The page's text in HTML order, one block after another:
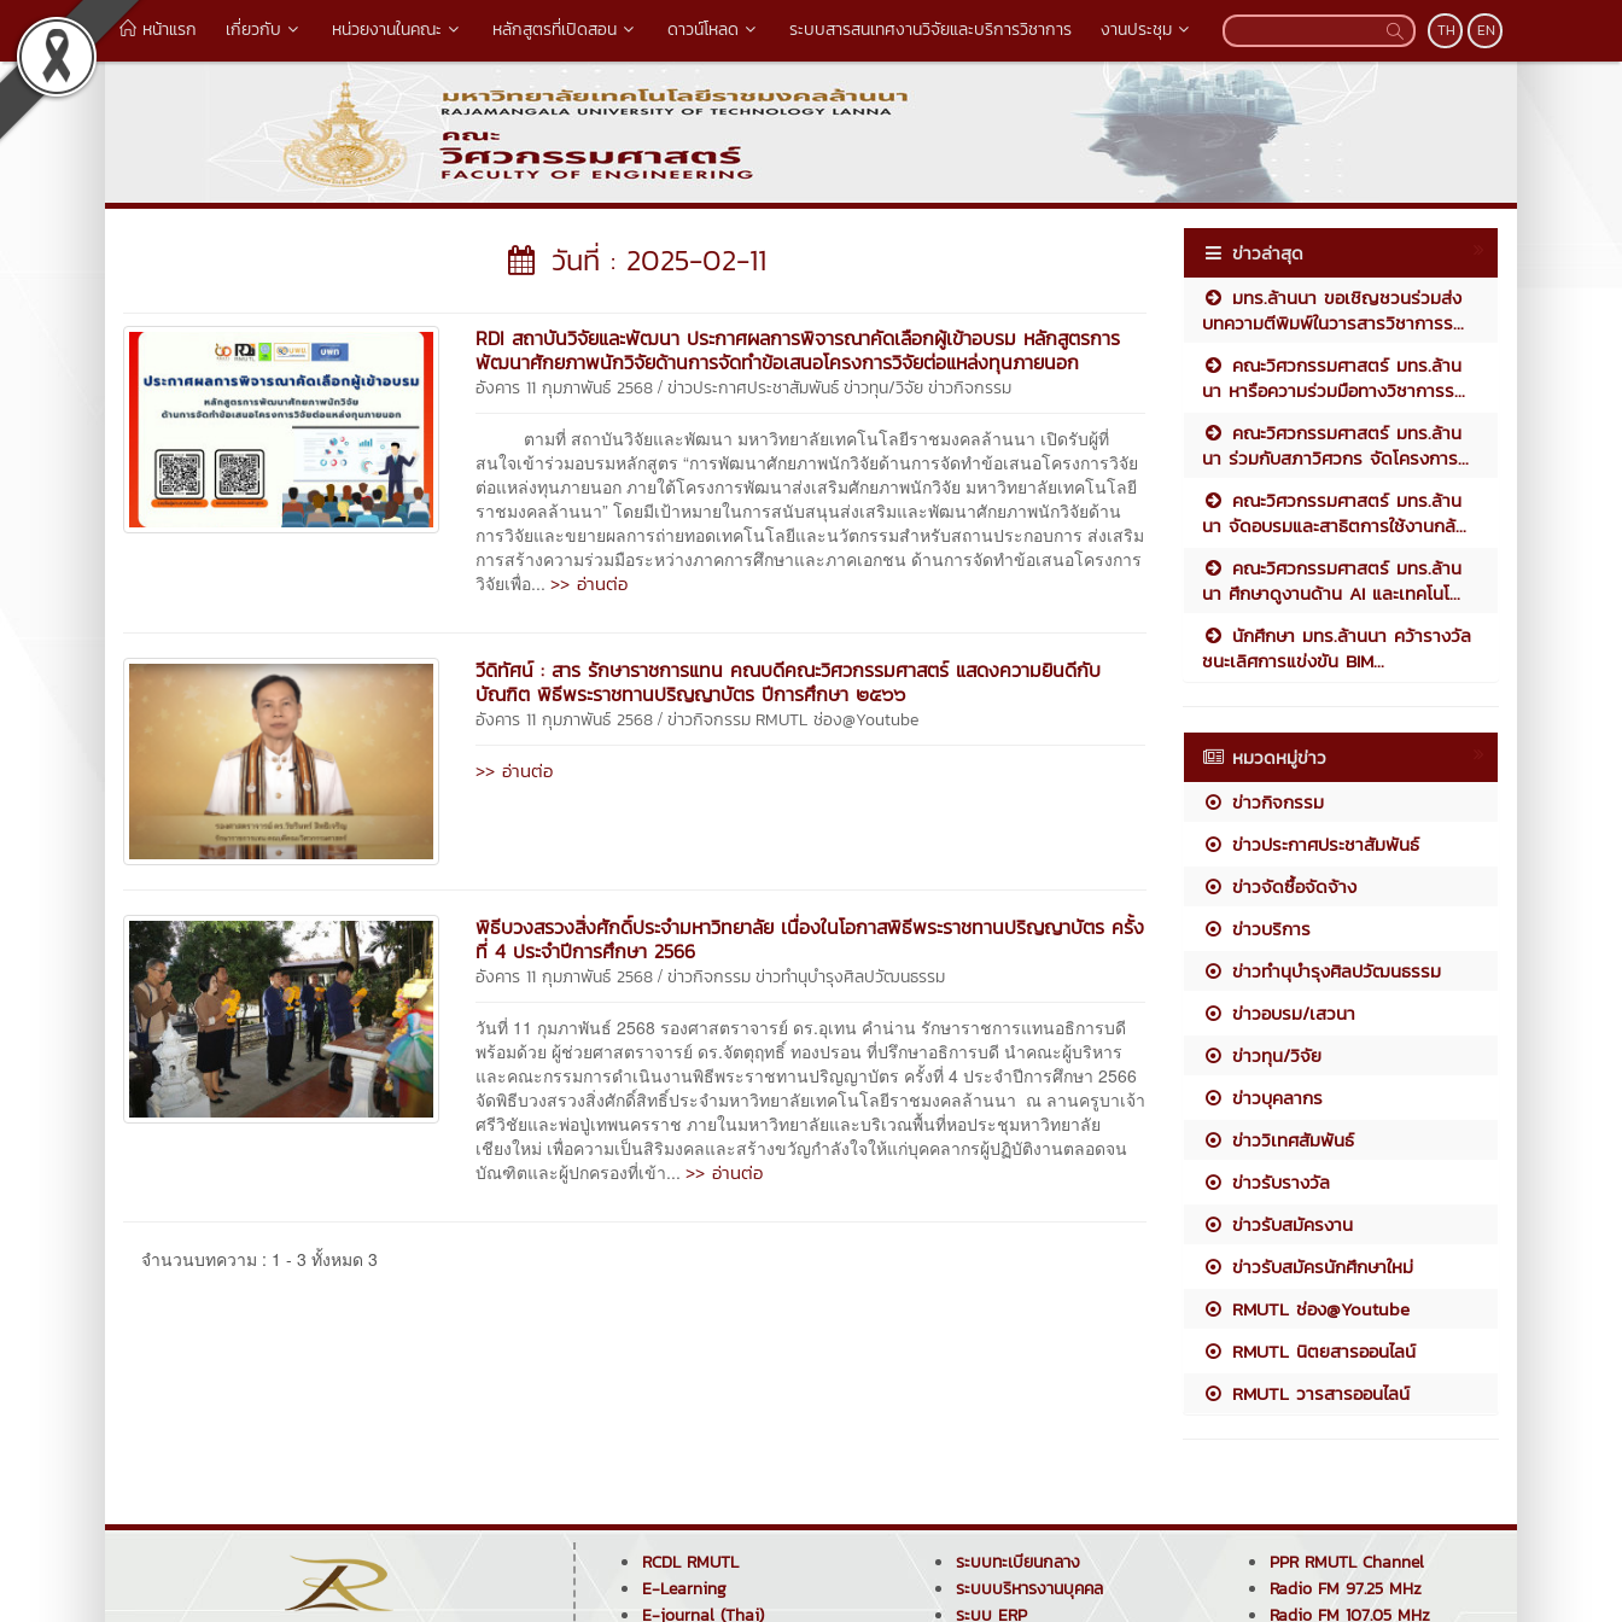
หน้าแรก เกี่ยวกับ หน่วยงานในคณะ หลักสูตรที่เปิดสอน ดาวน์โหลด ระบบสารสนเทศงานวิจัยและบริการวิชาการ งานประชุม TH EN
วันที่ : 2025-02-11
RDI สถาบันวิจัยและพัฒนา ประกาศผลการพิจารณาคัดเลือกผู้เข้าอบรม หลักสูตรการ
พัฒนาศักยภาพนักวิจัยด้านการจัดทำข้อเสนอโครงการวิจัยต่อแหล่งทุนภายนอก
อังคาร 11 กุมภาพันธ์ 2568 /ข่าวประกาศประชาสัมพันธ์ ข่าวทุน/วิจัย ข่าวกิจกรรม
ตามที่ สถาบันวิจัยและพัฒนา มหาวิทยาลัยเทคโนโลยีราชมงคลล้านนา เปิดรับผู้ที่
สนใจเข้าร่วมอบรมหลักสูตร “การพัฒนาศักยภาพนักวิจัยด้านการจัดทำข้อเสนอโครงการวิจัย
ต่อแหล่งทุนภายนอก ภายใต้โครงการพัฒนาส่งเสริมศักยภาพนักวิจัย มหาวิทยาลัยเทคโนโลยี
ราชมงคลล้านนา” โดยมีเป้าหมายในการสนับสนุนส่งเสริมและพัฒนาศักยภาพนักวิจัยด้าน
การวิจัยและขยายผลการถ่ายทอดเทคโนโลยีและนวัตกรรมสำหรับสถานประกอบการ ส่งเสริม
การสร้างความร่วมมือระหว่างภาคการศึกษาและภาคเอกชน ด้านการจัดทำข้อเสนอโครงการ
วิจัยเพื่อ...>> อ่านต่อ
วีดิทัศน์ : สาร รักษาราชการแทน คณบดีคณะวิศวกรรมศาสตร์ แสดงความยินดีกับ
บัณฑิต พิธีพระราชทานปริญญาบัตร ปีการศึกษา ๒๕๖๖
อังคาร 11 กุมภาพันธ์ 2568 /ข่าวกิจกรรม RMUTL ช่อง@Youtube
>> อ่านต่อ
พิธีบวงสรวงสิ่งศักดิ์ประจำมหาวิทยาลัย เนื่องในโอกาสพิธีพระราชทานปริญญาบัตร ครั้ง
ที่ 4 ประจำปีการศึกษา 2566
อังคาร 11 กุมภาพันธ์ 2568 /ข่าวกิจกรรม ข่าวทำนุบำรุงศิลปวัฒนธรรม
วันที่ 11 กุมภาพันธ์ 2568 รองศาสตราจารย์ ดร.อุเทน คำน่าน รักษาราชการแทนอธิการบดี
พร้อมด้วย ผู้ช่วยศาสตราจารย์ ดร.จัตตุฤทธิ์ ทองปรอน ที่ปรึกษาอธิการบดี นำคณะผู้บริหาร
และคณะกรรมการดำเนินงานพิธีพระราชทานปริญญาบัตร ครั้งที่ 4 ประจำปีการศึกษา 2566
จัดพิธีบวงสรวงสิ่งศักดิ์สิทธิ์ประจำมหาวิทยาลัยเทคโนโลยีราชมงคลล้านนา ณ ลานครูบาเจ้า
ศรีวิชัยและพ่อปู่เทพนครราช ภายในมหาวิทยาลัยและบริเวณพื้นที่หอประชุมหาวิทยาลัย
เชียงใหม่ เพื่อความเป็นสิริมงคลและสร้างขวัญกำลังใจให้แก่บุคคลากรผู้ปฏิบัติงานตลอดจน
บัณฑิตและผู้ปกครองที่เข้า...>> อ่านต่อ
จำนวนบทความ : 1 - 3 ทั้งหมด 3
ข่าวล่าสุด
มทร.ล้านนา ขอเชิญชวนร่วมส่ง
บทความตีพิมพ์ในวารสารวิชาการร...
คณะวิศวกรรมศาสตร์ มทร.ล้าน
นา หารือความร่วมมือทางวิชาการร...
คณะวิศวกรรมศาสตร์ มทร.ล้าน
นา ร่วมกับสภาวิศวกร จัดโครงการ...
คณะวิศวกรรมศาสตร์ มทร.ล้าน
นา จัดอบรมและสาธิตการใช้งานกล้...
คณะวิศวกรรมศาสตร์ มทร.ล้าน
นา ศึกษาดูงานด้าน AI และเทคโนโ...
นักศึกษา มทร.ล้านนา คว้ารางวัล
ชนะเลิศการแข่งขัน BIM...
หมวดหมู่ข่าว
ข่าวกิจกรรม
ข่าวประกาศประชาสัมพันธ์
ข่าวจัดซื้อจัดจ้าง
ข่าวบริการ
ข่าวทำนุบำรุงศิลปวัฒนธรรม
ข่าวอบรม/เสวนา
ข่าวทุน/วิจัย
ข่าวบุคลากร
ข่าววิเทศสัมพันธ์
ข่าวรับรางวัล
ข่าวรับสมัครงาน
ข่าวรับสมัครนักศึกษาใหม่
RMUTL ช่อง@Youtube
RMUTL นิตยสารออนไลน์
RMUTL วารสารออนไลน์
RCDL RMUTL
E-Learning
E-journal (Thai)
ระบบทะเบียนกลาง
ระบบบริหารงานบุคคล
ระบบ ERP
PPR RMUTL Channel
Radio FM 97.25 MHz
Radio FM 107.05 MHz